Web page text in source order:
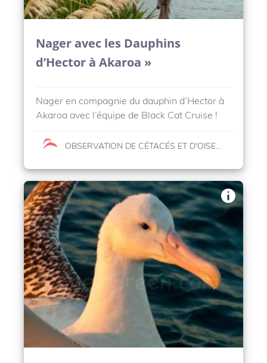
Nager avec les Dauphins
d’Hector à Akaroa »
Nager en compagnie du dauphin d’Hector à
Akaroa avec l’équipe de Black Cat Cruise !
OBSERVATION DE CÉTACÉS ET D'OISEAUX MARINS